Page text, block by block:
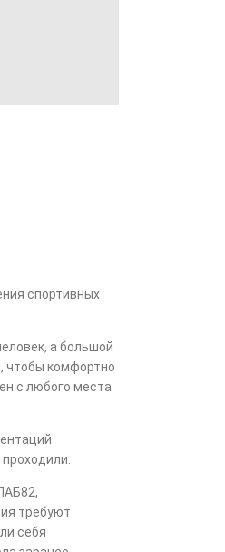
спортивных
а большой
чтобы комфортно
с любого места
требуют
себя